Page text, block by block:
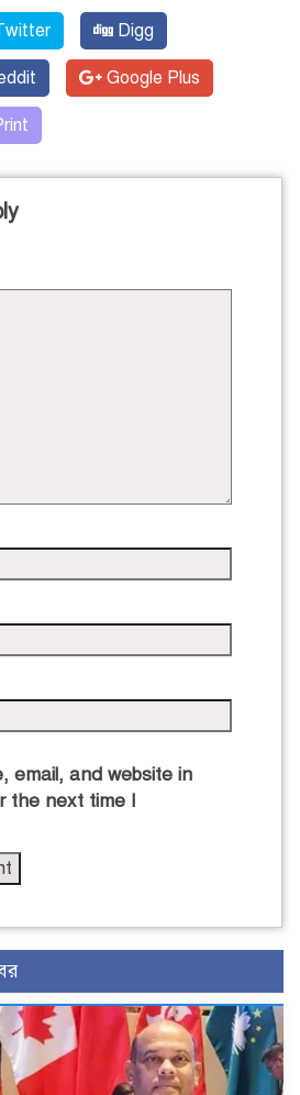
Digg
Google Plus
email, and website in
the next time I